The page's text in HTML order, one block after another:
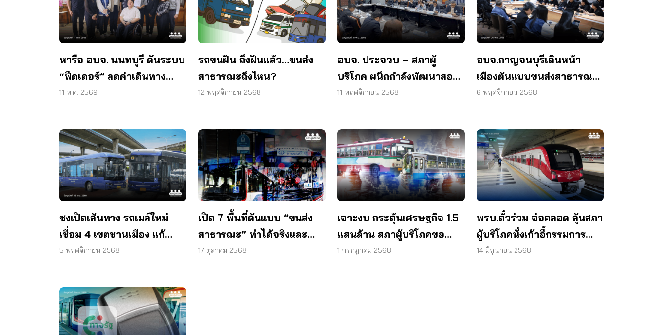
หารือ อบจ. นนทบุรี ดันระบบ
“ฟีดเดอร์” ลดค่าเดินทาง
ประชาชน
11 พ.ค. 2569
รถขนฝัน ถึงฝันแล้ว…ขนส่ง
สาธารณะถึงไหน?
12 พฤศจิกายน 2568
อบจ. ประจวบ – สภาผู้
บริโภค ผนึกกำลังพัฒนาสอง
แถว EV ลดเหลื่อมล้ำการเดิน
11 พฤศจิกายน 2568
อบจ.กาญจนบุรีเดินหน้า
เมืองต้นแบบขนส่งสาธารณะ
คาด EV Bus เริ่มบริการปีใหม่
6 พฤศจิกายน 2568
ชงเปิดเส้นทาง รถเมล์ใหม่
เชื่อม 4 เขตชานเมือง แก้
ปัญหารถช้า – รอนาน – แพง
5 พฤศจิกายน 2568
เปิด 7 พื้นที่ต้นแบบ “ขนส่ง
สาธารณะ” ทำได้จริงและ
ยั่งยืน
17 ตุลาคม 2568
เจาะงบ กระตุ้นเศรษฐกิจ 1.5
แสนล้าน สภาผู้บริโภคขอ
ระบบขนส่งฯ ที่เป็นธรรม
1 กรกฎาคม 2568
พรบ.ตั๋วร่วม จ่อคลอด ลุ้นสภา
ผู้บริโภคนั่งเก้าอี้กรรมการ
นโยบาย
14 มิถุนายน 2568